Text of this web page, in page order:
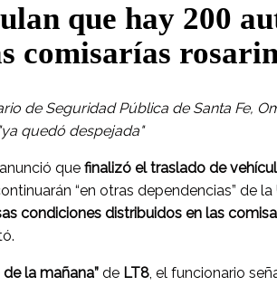
que hay 200
comisarías
de Seguridad Pública de Santa Fe,
quedó despejada"
que finalizó el traslado de
“en otras dependencias” de
condiciones distribuidos en las
la mañana” de LT8, el funcionario